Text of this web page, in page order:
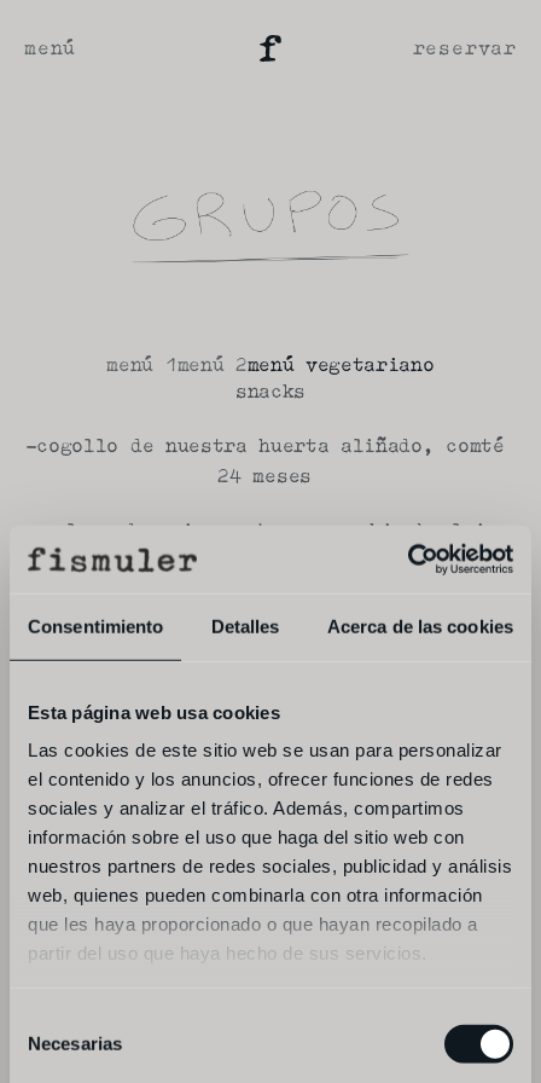
Consentimiento Detalles Acerca de las cookies
Esta página web usa cookies
Las cookies de este sitio web se usan para personalizar
el contenido y los anuncios, ofrecer funciones de redes
sociales y analizar el tráfico. Además, compartimos
información sobre el uso que haga del sitio web con
nuestros partners de redes sociales, publicidad y análisis
web, quienes pueden combinarla con otra información
que les haya proporcionado o que hayan recopilado a
partir del uso que haya hecho de sus servicios.
Necesarias
menú reservar
menú 1menú 2menú vegetariano
snacks
-cogollo de nuestra huerta aliñado, comté
24 meses
-col asada, miso, ajo negro, hierba luisa
entrantes al centro
-burrata, kaki a la brasa
--
principales
-zanahorias braseadas, curry de kalamansi,
pomelo